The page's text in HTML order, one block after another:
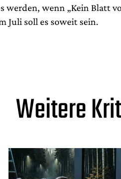
werden, wenn „Kein Blatt
Juli soll es soweit sein.
Weitere